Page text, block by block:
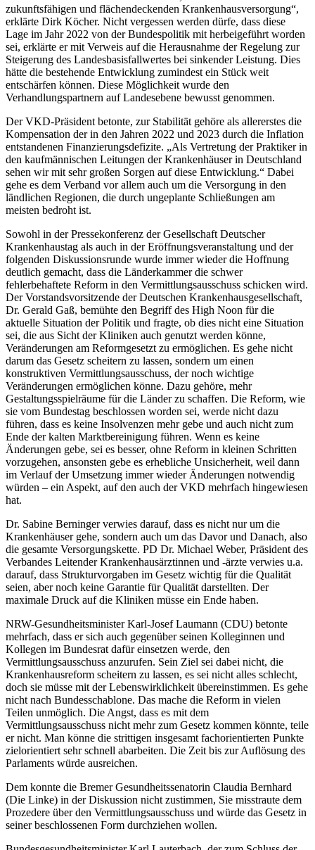
zukunftsfähigen und flächendeckenden Krankenhausversorgung“,
erklärte Dirk Köcher. Nicht vergessen werden dürfe, dass diese
Lage im Jahr 2022 von der Bundespolitik mit herbeigeführt worden
sei, erklärte er mit Verweis auf die Herausnahme der Regelung zur
Steigerung des Landesbasisfallwertes bei sinkender Leistung. Dies
hätte die bestehende Entwicklung zumindest ein Stück weit
entschärfen können. Diese Möglichkeit wurde den
Verhandlungspartnern auf Landesebene bewusst genommen.
Der VKD-Präsident betonte, zur Stabilität gehöre als allererstes die
Kompensation der in den Jahren 2022 und 2023 durch die Inflation
entstandenen Finanzierungsdefizite. „Als Vertretung der Praktiker in
den kaufmännischen Leitungen der Krankenhäuser in Deutschland
sehen wir mit sehr großen Sorgen auf diese Entwicklung.“ Dabei
gehe es dem Verband vor allem auch um die Versorgung in den
ländlichen Regionen, die durch ungeplante Schließungen am
meisten bedroht ist.
Sowohl in der Pressekonferenz der Gesellschaft Deutscher
Krankenhaustag als auch in der Eröffnungsveranstaltung und der
folgenden Diskussionsrunde wurde immer wieder die Hoffnung
deutlich gemacht, dass die Länderkammer die schwer
fehlerbehaftete Reform in den Vermittlungsausschuss schicken wird.
Der Vorstandsvorsitzende der Deutschen Krankenhausgesellschaft,
Dr. Gerald Gaß, bemühte den Begriff des High Noon für die
aktuelle Situation der Politik und fragte, ob dies nicht eine Situation
sei, die aus Sicht der Kliniken auch genutzt werden könne,
Veränderungen am Reformgesetzt zu ermöglichen. Es gehe nicht
darum das Gesetz scheitern zu lassen, sondern um einen
konstruktiven Vermittlungsausschuss, der noch wichtige
Veränderungen ermöglichen könne. Dazu gehöre, mehr
Gestaltungsspielräume für die Länder zu schaffen. Die Reform, wie
sie vom Bundestag beschlossen worden sei, werde nicht dazu
führen, dass es keine Insolvenzen mehr gebe und auch nicht zum
Ende der kalten Marktbereinigung führen. Wenn es keine
Änderungen gebe, sei es besser, ohne Reform in kleinen Schritten
vorzugehen, ansonsten gebe es erhebliche Unsicherheit, weil dann
im Verlauf der Umsetzung immer wieder Änderungen notwendig
würden – ein Aspekt, auf den auch der VKD mehrfach hingewiesen
hat.
Dr. Sabine Berninger verwies darauf, dass es nicht nur um die
Krankenhäuser gehe, sondern auch um das Davor und Danach, also
die gesamte Versorgungskette. PD Dr. Michael Weber, Präsident des
Verbandes Leitender Krankenhausärztinnen und -ärzte verwies u.a.
darauf, dass Strukturvorgaben im Gesetz wichtig für die Qualität
seien, aber noch keine Garantie für Qualität darstellten. Der
maximale Druck auf die Kliniken müsse ein Ende haben.
NRW-Gesundheitsminister Karl-Josef Laumann (CDU) betonte
mehrfach, dass er sich auch gegenüber seinen Kolleginnen und
Kollegen im Bundesrat dafür einsetzen werde, den
Vermittlungsausschuss anzurufen. Sein Ziel sei dabei nicht, die
Krankenhausreform scheitern zu lassen, es sei nicht alles schlecht,
doch sie müsse mit der Lebenswirklichkeit übereinstimmen. Es gehe
nicht nach Bundesschablone. Das mache die Reform in vielen
Teilen unmöglich. Die Angst, dass es mit dem
Vermittlungsausschuss nicht mehr zum Gesetz kommen könnte, teile
er nicht. Man könne die strittigen insgesamt fachorientierten Punkte
zielorientiert sehr schnell abarbeiten. Die Zeit bis zur Auflösung des
Parlaments würde ausreichen.
Dem konnte die Bremer Gesundheitssenatorin Claudia Bernhard
(Die Linke) in der Diskussion nicht zustimmen, Sie misstraute dem
Prozedere über den Vermittlungsausschuss und würde das Gesetz in
seiner beschlossenen Form durchziehen wollen.